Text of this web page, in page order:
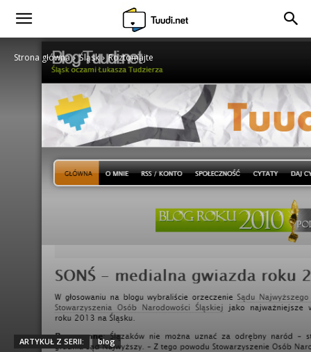
Strona główna Śląsk Roztomajte
ARTYKUŁ Z SERII: blog